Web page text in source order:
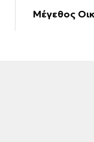
Μέγεθος